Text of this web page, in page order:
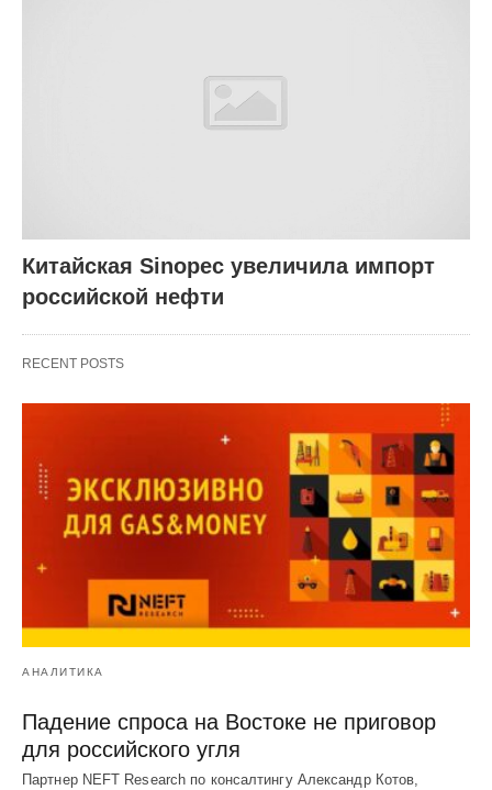
Китайская Sinopec увеличила импорт
российской нефти
RECENT POSTS
АНАЛИТИКА
Падение спроса на Востоке не приговор
для российского угля
Партнер NEFT Research по консалтингу Александр Котов,